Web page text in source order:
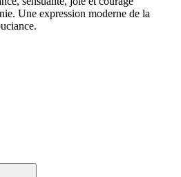
Une expression moderne de la